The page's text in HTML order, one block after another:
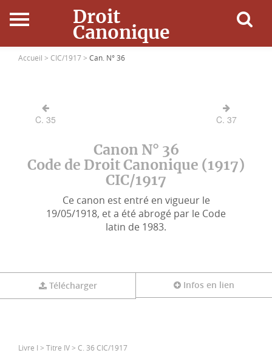
Droit
Canonique
Accueil
Ressources
Accueil > CIC/1917 > Can. N° 36
C. 35 C. 37
Canon N° 36
Code de Droit Canonique (1917)
CIC/1917
Ce canon est entré en vigueur le
19/05/1918, et a été abrogé par le Code
latin de 1983.
Télécharger Infos en lien
Livre I > Titre IV > C. 36 CIC/1917